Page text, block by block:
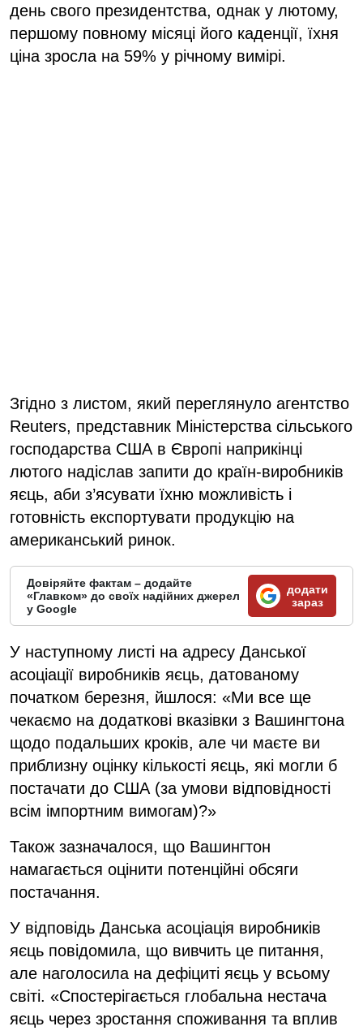
день свого президентства, однак у лютому,
першому повному місяці його каденції, їхня
ціна зросла на 59% у річному вимірі.
Згідно з листом, який переглянуло агентство
Reuters, представник Міністерства сільського
господарства США в Європі наприкінці
лютого надіслав запити до країн-виробників
яєць, аби з’ясувати їхню можливість і
готовність експортувати продукцію на
американський ринок.
Довіряйте фактам – додайте
«Главком» до своїх надійних джерел
у Google
додати
зараз
У наступному листі на адресу Данської
асоціації виробників яєць, датованому
початком березня, йшлося: «Ми все ще
чекаємо на додаткові вказівки з Вашингтона
щодо подальших кроків, але чи маєте ви
приблизну оцінку кількості яєць, які могли б
постачати до США (за умови відповідності
всім імпортним вимогам)?»
Також зазначалося, що Вашингтон
намагається оцінити потенційні обсяги
постачання.
У відповідь Данська асоціація виробників
яєць повідомила, що вивчить це питання,
але наголосила на дефіциті яєць у всьому
світі. «Спостерігається глобальна нестача
яєць через зростання споживання та вплив